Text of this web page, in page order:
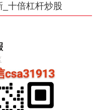
十倍杠杆炒股